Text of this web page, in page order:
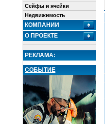
Сейфы и ячейки
Недвижимость
КОМПАНИИ
О ПРОЕКТЕ
РЕКЛАМА:
СОБЫТИЕ